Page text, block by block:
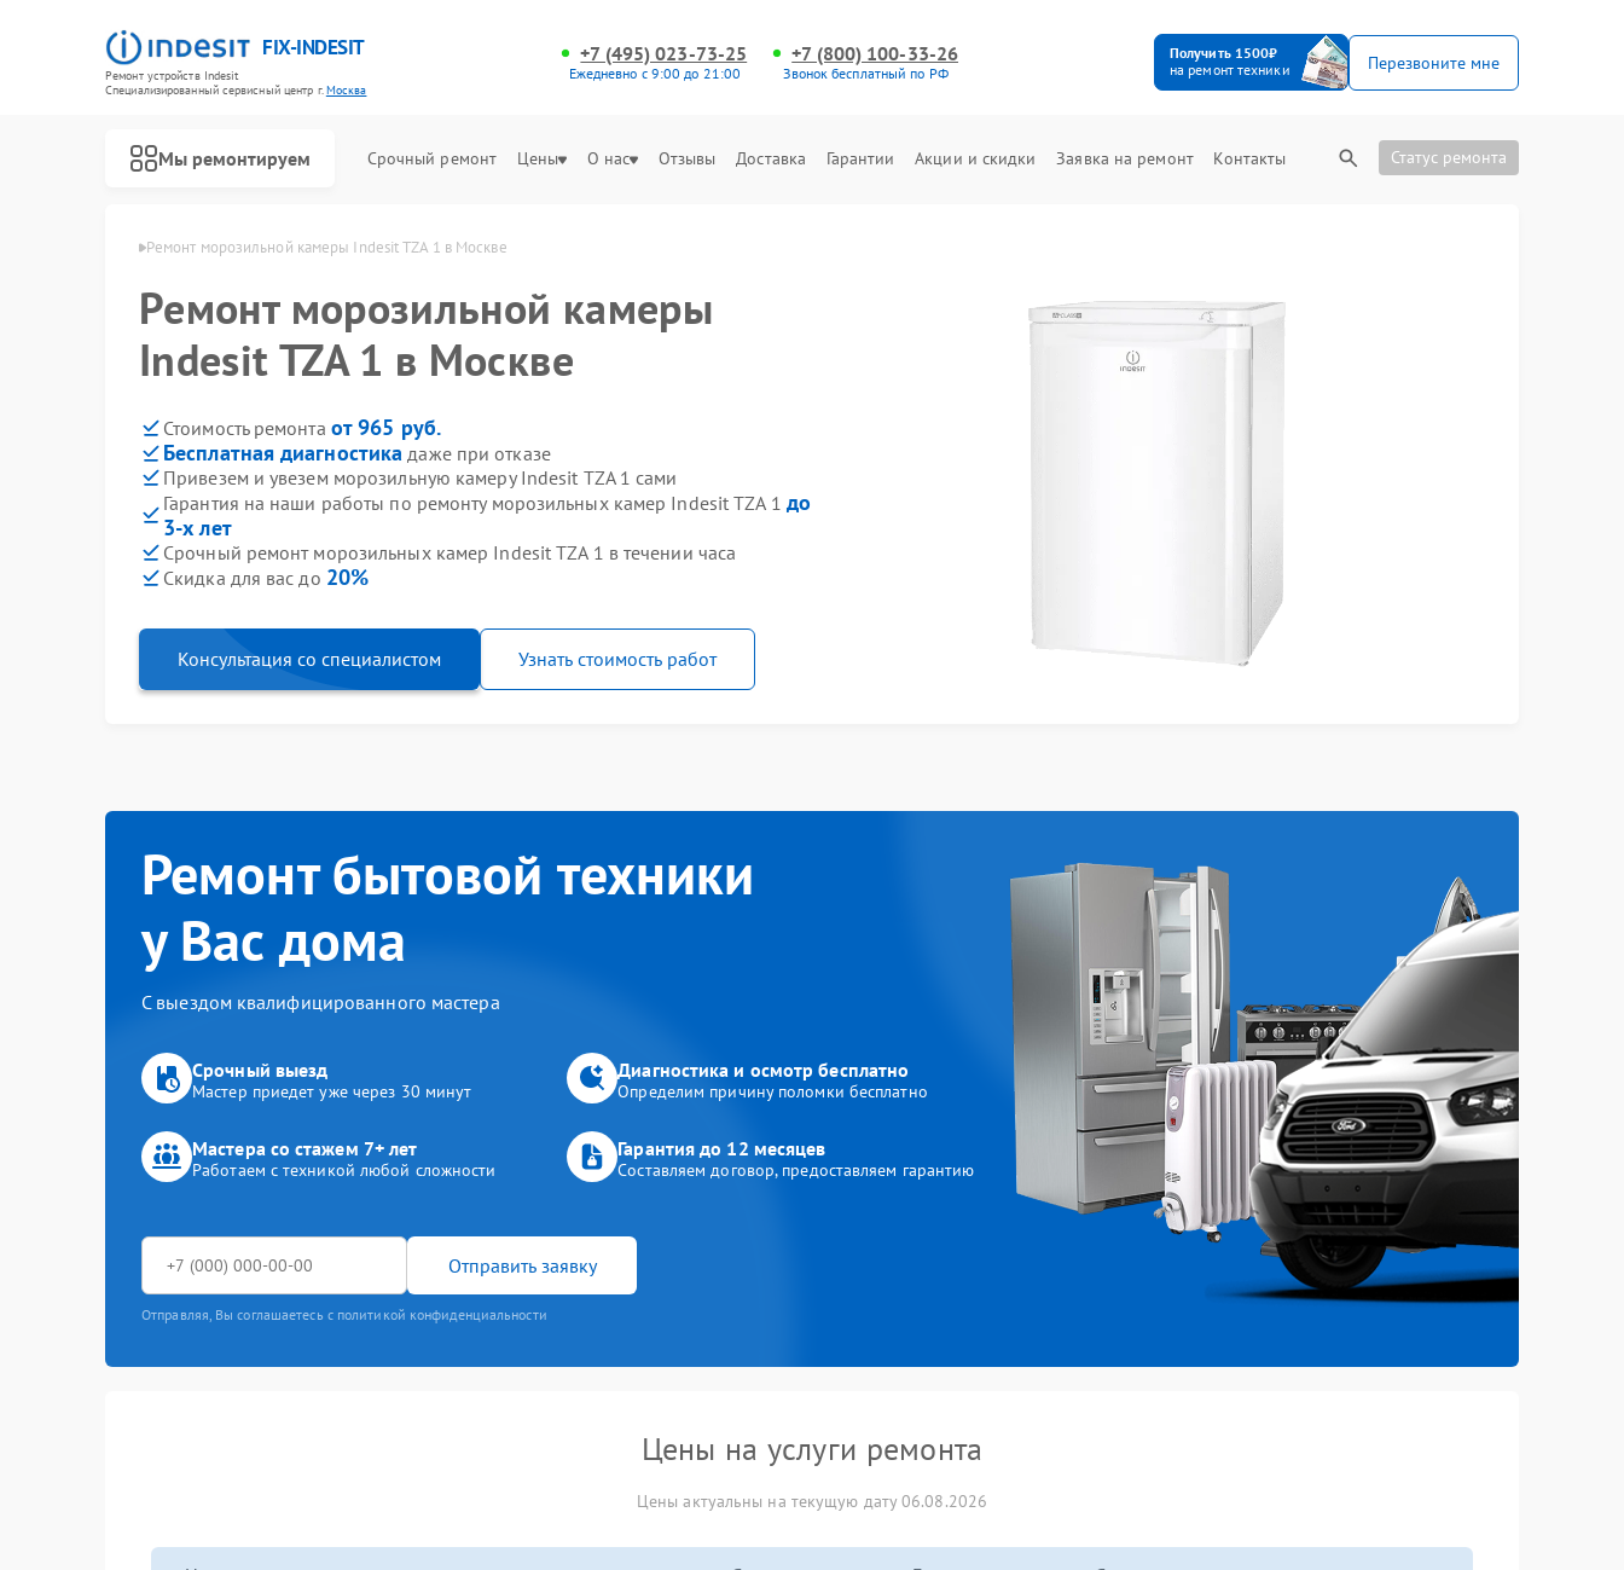
FIX-INDESIT
Ремонт устройств Indesit
Специализированный cервисный центр г.Москва
+7 (495) 023-73-25
Ежедневно с 9:00 до 21:00
+7 (800) 100-33-26
Звонок бесплатный по РФ
Получить 1500₽
на ремонт техники
Перезвоните мне
Мы ремонтируем Срочный ремонт Цены О нас Отзывы Доставка Гарантии Акции и скидки Заявка на ремонт Контакты Статус ремонта
Ремонт морозильной камеры Indesit TZA 1 в Москве
Ремонт морозильной камеры
Indesit TZA 1 в Москве
Стоимость ремонта от 965 руб.
Бесплатная диагностика даже при отказе
Привезем и увезем морозильную камеру Indesit TZA 1 сами
Гарантия на наши работы по ремонту морозильных камер Indesit TZA 1 до
3-х лет
Срочный ремонт морозильных камер Indesit TZA 1 в течении часа
Скидка для вас до 20%
Консультация со специалистом Узнать стоимость работ
Ремонт бытовой техники
у Вас дома
С выездом квалифицированного мастера
Срочный выезд
Мастер приедет уже через 30 минут
Диагностика и осмотр бесплатно
Определим причину поломки бесплатно
Мастера со стажем 7+ лет
Работаем с техникой любой сложности
Гарантия до 12 месяцев
Составляем договор, предоставляем гарантию
Отправить заявку
Отправляя, Вы соглашаетесь с политикой конфиденциальности
Цены на услуги ремонта
Цены актуальны на текущую дату 06.08.2026